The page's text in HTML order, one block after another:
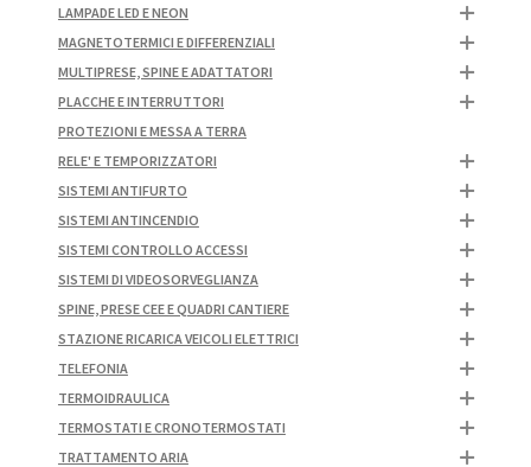
LAMPADE LED E NEON
MAGNETOTERMICI E DIFFERENZIALI
MULTIPRESE, SPINE E ADATTATORI
PLACCHE E INTERRUTTORI
PROTEZIONI E MESSA A TERRA
RELE' E TEMPORIZZATORI
SISTEMI ANTIFURTO
SISTEMI ANTINCENDIO
SISTEMI CONTROLLO ACCESSI
SISTEMI DI VIDEOSORVEGLIANZA
SPINE, PRESE CEE E QUADRI CANTIERE
STAZIONE RICARICA VEICOLI ELETTRICI
TELEFONIA
TERMOIDRAULICA
TERMOSTATI E CRONOTERMOSTATI
TRATTAMENTO ARIA